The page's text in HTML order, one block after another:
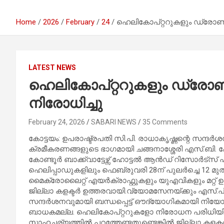
Home 2026 February 24 ഹെലികോപ്റ്ററുകളും
LATEST NEWS
ഹെലികോപ്റ്ററുകളും
നിരോധിച്ചു
February 24, 2026 SABARI NEWS 35 Comments
കോട്ടയം: ഉപരാഷ്ട്രപതി സി.പി. രാധാകൃഷ്ണന്റെ
ക്രമീകരണങ്ങളുടെ ഭാഗമായി ചങ്ങനാശ്ശേരി
കോണ്ടൂർ ബാക്ക്വാട്ടേഴ്സ് ഹോട്ടൽ ആൻഡ് റിസോർട്സ്
ഹെലിപ്പാഡുകളിലും ഫെബ്രുവരി 28ന് പുലർച്ചെ 12
മൈക്രോലൈറ്റ് എയർക്രാഫ്റ്റുകളും യുഎവികളും മറ്റ്
ജില്ലാ കളക്ടർ ഉത്തരവായി.വ്യോമസേനയ്ക്കും
സന്ദർശനവുമായി ബന്ധപ്പെട്ട് ഔദ്യോഗികമായി
ബാധകമല്ല. ഹെലികോപ്റ്ററുകളോ നിരോധന